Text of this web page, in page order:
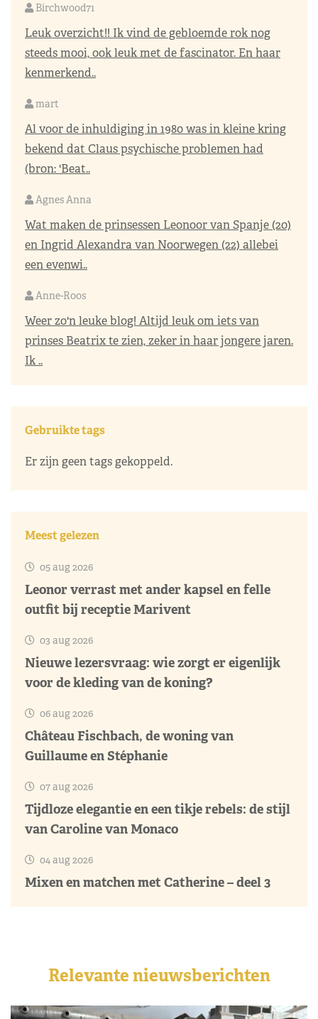
Birchwood71
Leuk overzicht!! Ik vind de gebloemde rok nog
steeds mooi, ook leuk met de fascinator. En haar
kenmerkend..
mart
Al voor de inhuldiging in 1980 was in kleine kring
bekend dat Claus psychische problemen had
(bron: 'Beat..
Agnes Anna
Wat maken de prinsessen Leonoor van Spanje (20)
en Ingrid Alexandra van Noorwegen (22) allebei
een evenwi..
Anne-Roos
Weer zo'n leuke blog! Altijd leuk om iets van
prinses Beatrix te zien, zeker in haar jongere jaren.
Ik ..
Gebruikte tags
Er zijn geen tags gekoppeld.
Meest gelezen
05 aug 2026
Leonor verrast met ander kapsel en felle
outfit bij receptie Marivent
03 aug 2026
Nieuwe lezersvraag: wie zorgt er eigenlijk
voor de kleding van de koning?
06 aug 2026
Château Fischbach, de woning van
Guillaume en Stéphanie
07 aug 2026
Tijdloze elegantie en een tikje rebels: de stijl
van Caroline van Monaco
04 aug 2026
Mixen en matchen met Catherine – deel 3
Relevante nieuwsberichten